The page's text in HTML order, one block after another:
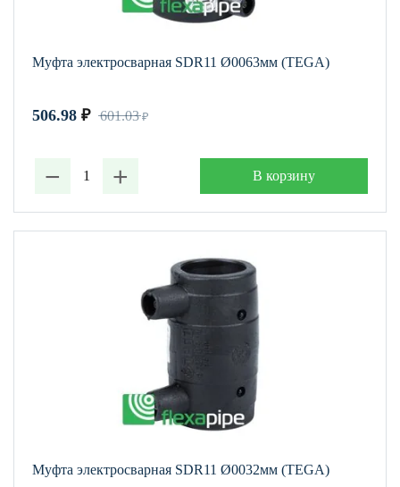
Муфта электросварная SDR11 Ø0063мм (TEGA)
601.03 ₽
506.98 ₽
− + В корзину
Муфта электросварная SDR11 Ø0032мм (TEGA)